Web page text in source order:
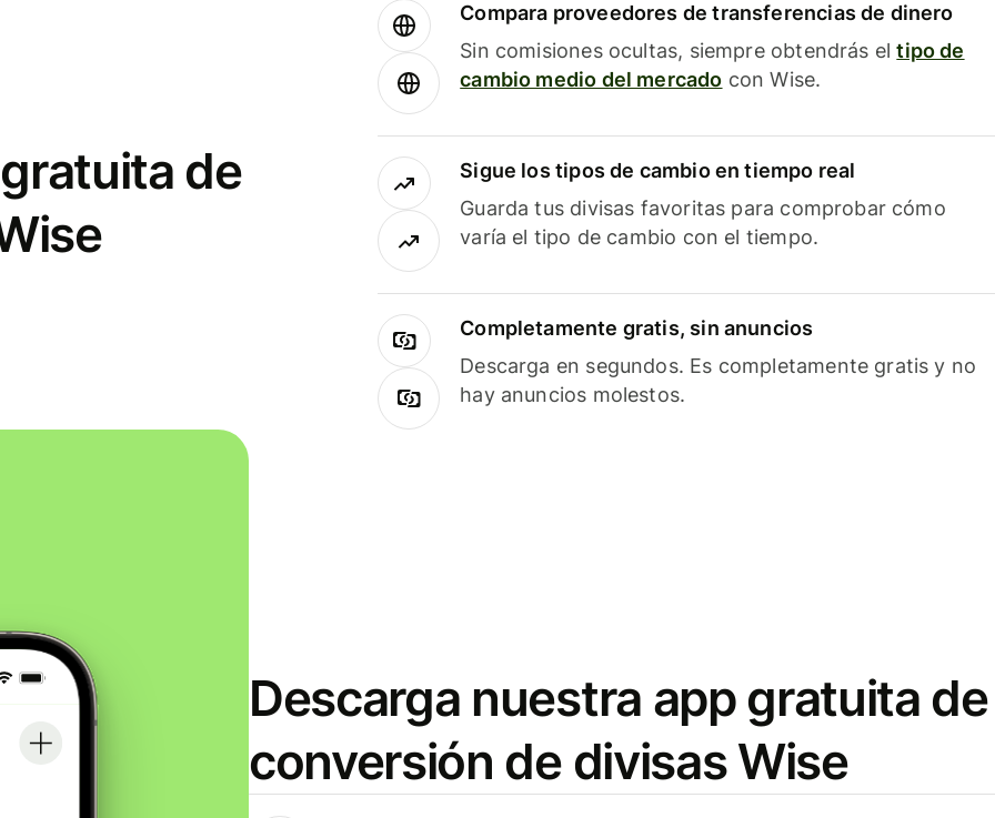
de
Compara proveedores de transferencias de dinero
Sin comisiones ocultas, siempre obtendrás eltipo de
cambio medio del mercado con Wise.
Sigue los tipos de cambio en tiempo real
Guarda tus divisas favoritas para comprobar cómo
varía el tipo de cambio con el tiempo.
Completamente gratis, sin anuncios
Descarga en segundos. Es completamente gratis y no
hay anuncios molestos.
Descarga nuestra app gratuita de
conversión de divisas Wise